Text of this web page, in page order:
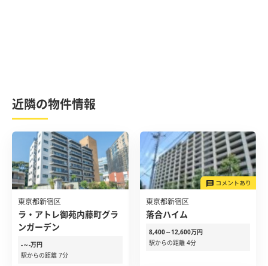
近隣の物件情報
東京都新宿区
ラ・アトレ御苑内藤町グラ
ンガーデン
-～-万円
駅からの距離 7分
東京都新宿区
落合ハイム
8,400～12,600万円
駅からの距離 4分